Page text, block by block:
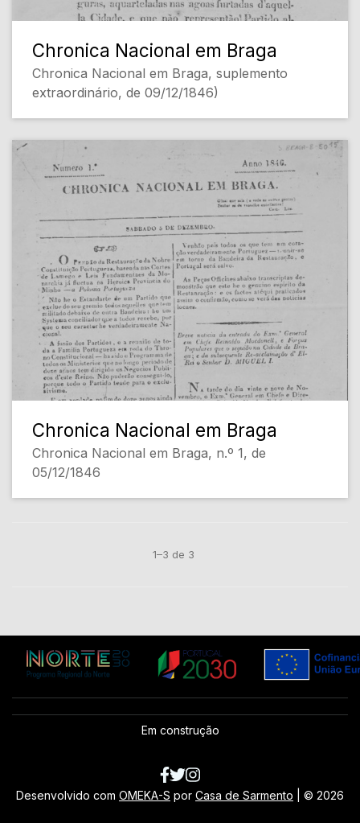
Chronica Nacional em Braga
Chronica Nacional em Braga, suplemento
extraordinário, de 09/12/1846)
Chronica Nacional em Braga
Chronica Nacional em Braga, n.º 1, de
05/12/1846
1–3 de 3
Em construção
Desenvolvido com OMEKA-S por Casa de Sarmento | © 2026